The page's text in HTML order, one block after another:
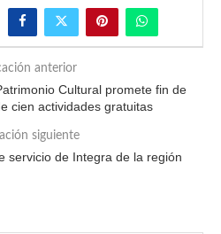
anterior
Cultural promete fin de
cien actividades gratuitas
siguiente
servicio de Integra de la región